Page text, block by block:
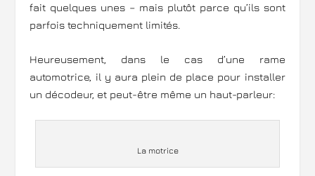
fait quelques unes – mais plutôt parce qu’ils sont
parfois techniquement limités.
Heureusement, dans le cas d’une rame
automotrice, il y aura plein de place pour installer
un décodeur, et peut-être même un haut-parleur:
La motrice